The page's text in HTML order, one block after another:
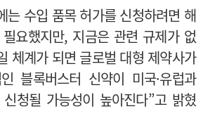
는 수입 품목 허가를 신청하려면 해
요했지만, 지금은 관련 규제가 없
체계가 되면 글로벌 대형 제약사가
블록버스터 신약이 미국·유럽과
청될 가능성이 높아진다”고 밝혔